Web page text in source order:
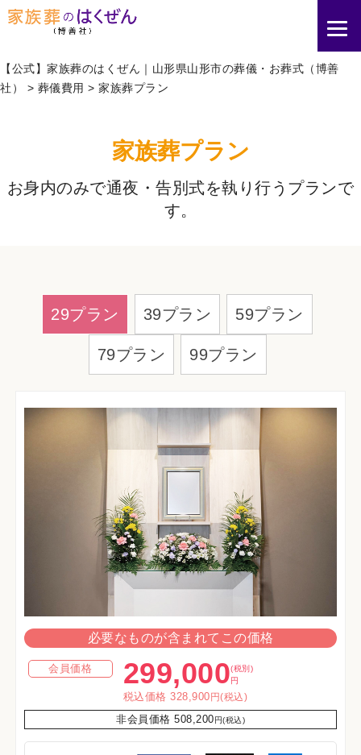
【公式】家族葬のはくぜん｜山形県山形市の葬儀・お葬式（博善
社）
> 葬儀費用 > 家族葬プラン
家族葬プラン
お身内のみで通夜・告別式を執り⾏うプランで
す。
29プラン 39プラン 59プラン
79プラン 99プラン
必要なものが含まれてこの価格
会員価格 299,000円
(税別)
税込価格 328,900円(税込)
非会員価格 508,200円(税込)